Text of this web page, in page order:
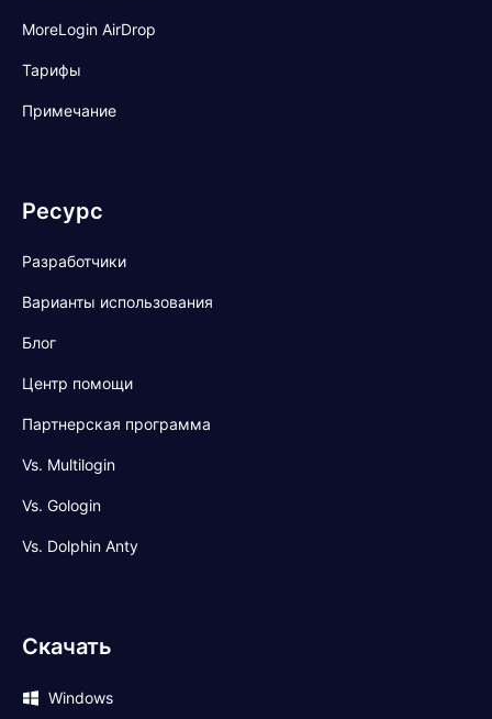
MoreLogin AirDrop
Тарифы
Примечание
Ресурс
Разработчики
Варианты использования
Блог
Центр помощи
Партнерская программа
Vs. Multilogin
Vs. Gologin
Vs. Dolphin Anty
Скачать
Windows